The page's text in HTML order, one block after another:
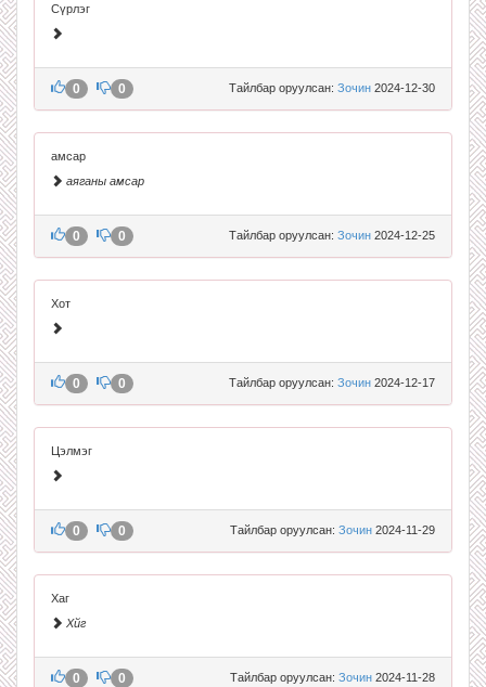
Сүрлэг
Тайлбар оруулсан: Зочин 2024-12-30
0 0
амсар
аяганы амсар
Тайлбар оруулсан: Зочин 2024-12-25
0 0
Хот
Тайлбар оруулсан: Зочин 2024-12-17
0 0
Цэлмэг
Тайлбар оруулсан: Зочин 2024-11-29
0 0
Хаг
Хйг
Тайлбар оруулсан: Зочин 2024-11-28
0 0